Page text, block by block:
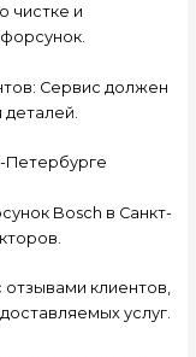
чистке и
Сервис должен
Петербурге
Bosch в Санкт-
клиентов,
услуг.